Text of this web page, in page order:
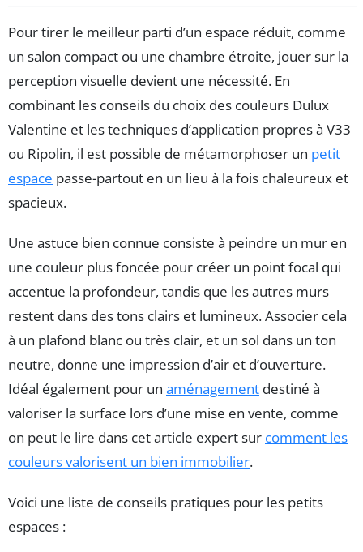
Pour tirer le meilleur parti d’un espace réduit, comme
un salon compact ou une chambre étroite, jouer sur la
perception visuelle devient une nécessité. En
combinant les conseils du choix des couleurs Dulux
Valentine et les techniques d’application propres à V33
ou Ripolin, il est possible de métamorphoser un petit
espace passe-partout en un lieu à la fois chaleureux et
spacieux.
Une astuce bien connue consiste à peindre un mur en
une couleur plus foncée pour créer un point focal qui
accentue la profondeur, tandis que les autres murs
restent dans des tons clairs et lumineux. Associer cela
à un plafond blanc ou très clair, et un sol dans un ton
neutre, donne une impression d’air et d’ouverture.
Idéal également pour un aménagement destiné à
valoriser la surface lors d’une mise en vente, comme
on peut le lire dans cet article expert sur comment les
couleurs valorisent un bien immobilier.
Voici une liste de conseils pratiques pour les petits
espaces :